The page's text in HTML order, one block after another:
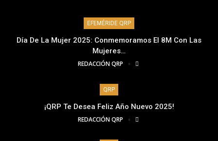
EFEMÉRIDE QRP
Día De La Mujer 2025: Conmemoramos El 8M Con Las
Mujeres…
REDACCIÓN QRP
QRP
¡QRP Te Desea Feliz Año Nuevo 2025!
REDACCIÓN QRP